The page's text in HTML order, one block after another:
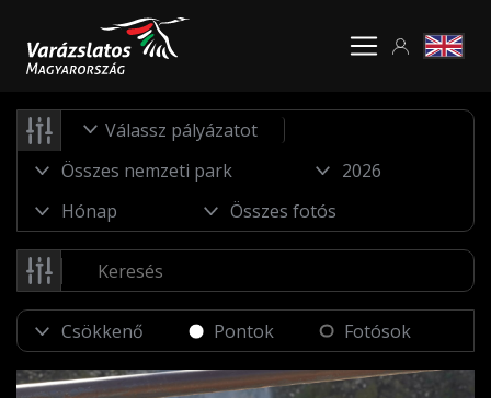
Válassz pályázatot
Pontok Fotósok